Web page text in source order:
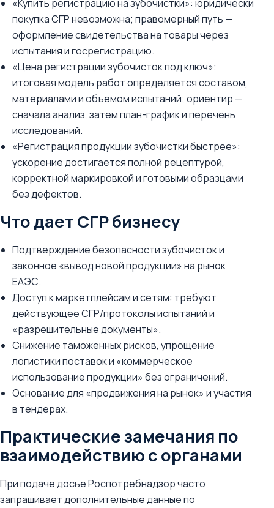
«Купить регистрацию на зубочистки»: юридически
покупка СГР невозможна; правомерный путь —
оформление свидетельства на товары через
испытания и госрегистрацию.
«Цена регистрации зубочисток под ключ»:
итоговая модель работ определяется составом,
материалами и объемом испытаний; ориентир —
сначала анализ, затем план-график и перечень
исследований.
«Регистрация продукции зубочистки быстрее»:
ускорение достигается полной рецептурой,
корректной маркировкой и готовыми образцами
без дефектов.
Что дает СГР бизнесу
Подтверждение безопасности зубочисток и
законное «вывод новой продукции» на рынок
ЕАЭС.
Доступ к маркетплейсам и сетям: требуют
действующее СГР/протоколы испытаний и
«разрешительные документы».
Снижение таможенных рисков, упрощение
логистики поставок и «коммерческое
использование продукции» без ограничений.
Основание для «продвижения на рынок» и участия
в тендерах.
Практические замечания по
взаимодействию с органами
При подаче досье Роспотребнадзор часто
запрашивает дополнительные данные по